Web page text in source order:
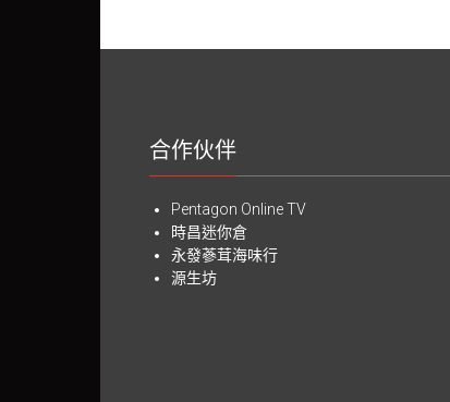
合作伙伴
Pentagon Online TV
時昌迷你倉
永發蔘茸海味行
源生坊